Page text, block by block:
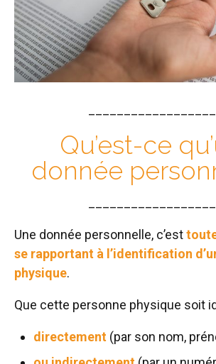
Qu’est-ce
donnée
Une donnée personnelle, c’est
se rapportant à l’identification
physique.
Que cette personne physique soit
directement (par son nom,